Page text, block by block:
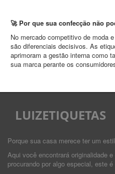
🚀 Por que sua confecção não
No mercado competitivo de moda
são diferenciais decisivos. As
aprimoram a gestão interna como
sua marca perante os
LUIZETIQUETAS
Porque sua casa merece ter um
Aqui você encontrará originalidade
procurando por algo especial, este